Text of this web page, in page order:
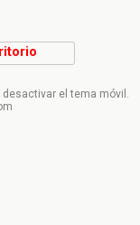
el tema móvil.